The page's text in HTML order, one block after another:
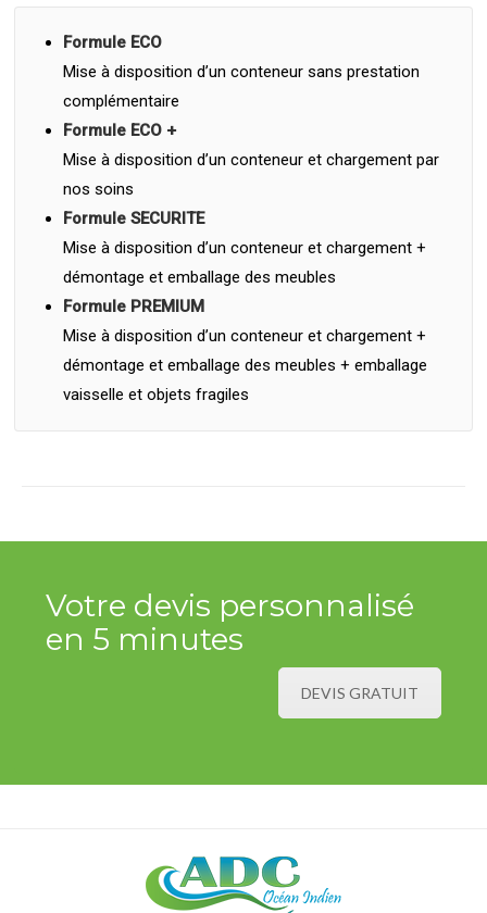
Formule ECO
Mise à disposition d’un conteneur sans prestation
complémentaire
Formule ECO +
Mise à disposition d’un conteneur et chargement par
nos soins
Formule SECURITE
Mise à disposition d’un conteneur et chargement +
démontage et emballage des meubles
Formule PREMIUM
Mise à disposition d’un conteneur et chargement +
démontage et emballage des meubles + emballage
vaisselle et objets fragiles
Votre devis personnalisé
en 5 minutes
DEVIS GRATUIT